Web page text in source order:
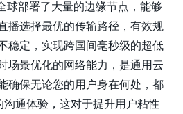
部署了大量的边缘节点，能够
播选择最优的传输路径，有效规
稳定，实现跨国间毫秒级的超低
场景优化的网络能力，是通用云
确保无论您的用户身在何处，都
沟通体验，这对于提升用户粘性